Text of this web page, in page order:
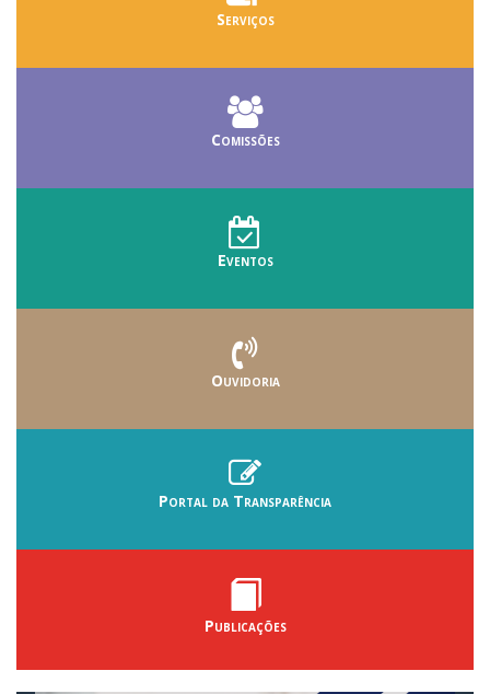
Serviços
Comissões
Eventos
Ouvidoria
Portal da Transparência
Publicações